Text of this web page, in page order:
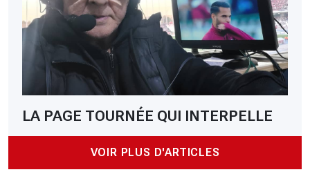
LA PAGE TOURNÉE QUI INTERPELLE
VOIR PLUS D'ARTICLES